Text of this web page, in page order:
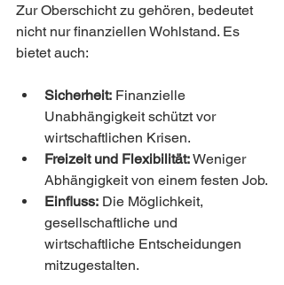
Zur Oberschicht zu gehören, bedeutet
nicht nur finanziellen Wohlstand. Es
bietet auch:
Sicherheit: Finanzielle
Unabhängigkeit schützt vor
wirtschaftlichen Krisen.
Freizeit und Flexibilität: Weniger
Abhängigkeit von einem festen Job.
Einfluss: Die Möglichkeit,
gesellschaftliche und
wirtschaftliche Entscheidungen
mitzugestalten.